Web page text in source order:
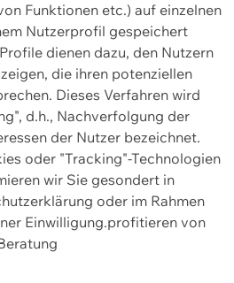
Funktionen etc.) auf einzelnen
Nutzerprofil gespeichert
dienen dazu, den Nutzern
die ihren potenziellen
Dieses Verfahren wird
d.h., Nachverfolgung der
der Nutzer bezeichnet.
oder "Tracking"-Technologien
wir Sie gesondert in
oder im Rahmen
Einwilligung.profitieren von